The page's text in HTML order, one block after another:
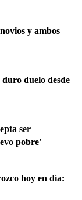
y ambos
duelo desde
ser
pobre'
hoy en día: